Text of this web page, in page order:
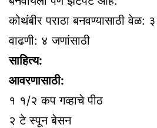
कोथंबीर पराठा बनवण्यासाठी वेळ:
वाढणी: ४ जणांसाठी
साहित्य:
आवरणासाठी:
१ १/२ कप गव्हाचे पीठ
२ टे स्पून बेसन